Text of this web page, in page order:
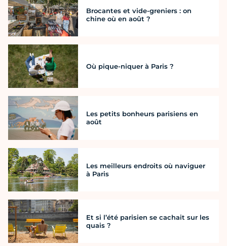
Brocantes et vide-greniers : on
chine où en août ?
Où pique-niquer à Paris ?
Les petits bonheurs parisiens en
août
Les meilleurs endroits où naviguer
à Paris
Et si l’été parisien se cachait sur les
quais ?